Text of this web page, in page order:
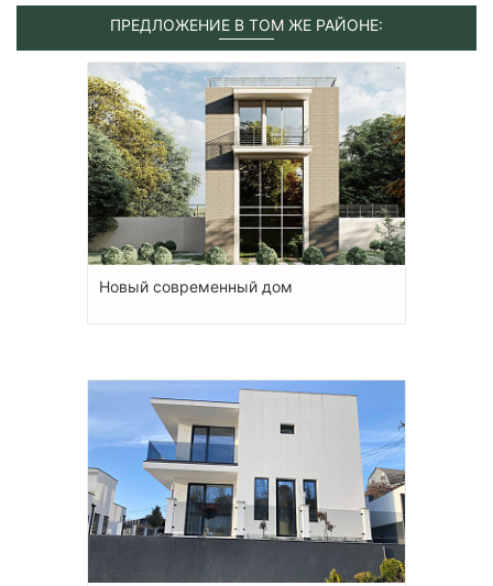
ПРЕДЛОЖЕНИЕ В ТОМ ЖЕ РАЙОНЕ:
Новый современный дом